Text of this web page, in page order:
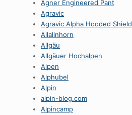
Agner Engineered Pant
Agravic
Agravic Alpha Hooded Shield
Allalinhorn
Allgäu
Allgäuer Hochalpen
Alpen
Alphubel
Alpin
alpin-blog.com
Alpincamp